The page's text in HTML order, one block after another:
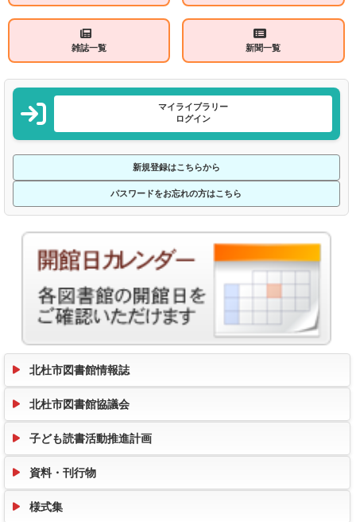
雑誌一覧 新聞一覧
マイライブラリー
ログイン
新規登録はこちらから
パスワードをお忘れの方はこちら
北杜市図書館情報誌
北杜市図書館協議会
子ども読書活動推進計画
資料・刊行物
様式集